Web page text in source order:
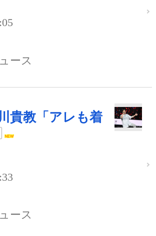
ース
貴教「アレも着
ース